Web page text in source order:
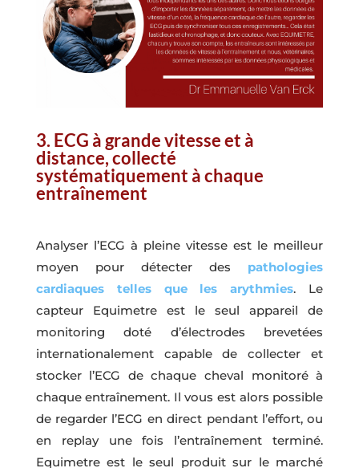
3. ECG à grande vitesse et à
distance, collecté
systématiquement à chaque
entraînement
Analyser l’ECG à pleine vitesse est le meilleur
moyen pour détecter des pathologies
cardiaques telles que les arythmies. Le
capteur Equimetre est le seul appareil de
monitoring doté d’électrodes brevetées
internationalement capable de collecter et
stocker l’ECG de chaque cheval monitoré à
chaque entraînement. Il vous est alors possible
de regarder l’ECG en direct pendant l’effort, ou
en replay une fois l’entraînement terminé.
Equimetre est le seul produit sur le marché